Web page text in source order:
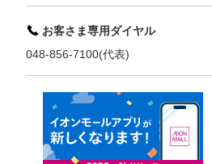
お客さま専用ダイヤル
048-856-7100(代表)